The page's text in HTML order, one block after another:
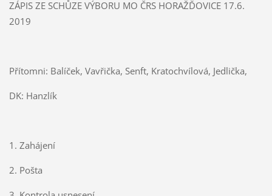
ZÁPIS ZE SCHŮZE VÝBORU MO ČRS HORAŽĎOVICE 17.6.
2019
Přítomni: Balíček, Vavřička, Senft, Kratochvílová, Jedlička,
DK: Hanzlík
1. Zahájení
2. Pošta